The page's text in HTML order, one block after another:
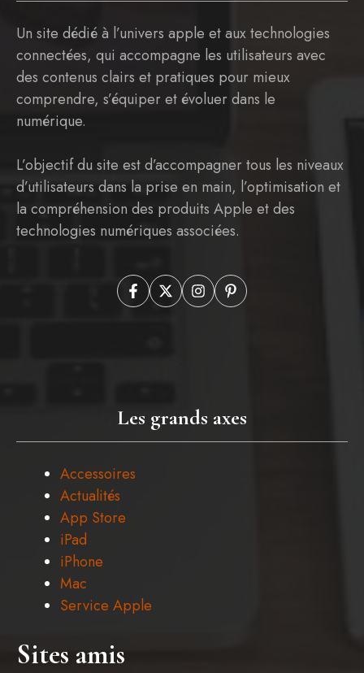
Un site dédié à l’univers apple et aux technologies
connectées, qui accompagne les utilisateurs avec
des contenus clairs et pratiques pour mieux
comprendre, s’équiper et évoluer dans le
numérique.
L’objectif du site est d’accompagner tous les niveaux
d’utilisateurs dans la prise en main, l’optimisation et
la compréhension des produits Apple et des
technologies numériques associées.
Les grands axes
Accessoires
Actualités
App Store
iPad
iPhone
Mac
Service Apple
Sites amis